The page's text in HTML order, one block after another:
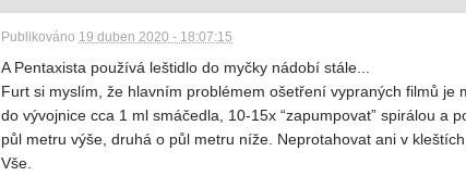
Publikováno 19 duben 2020 - 18:07:15
A Pentaxista používá leštidlo do myčky nádobí stále...
Furt si myslím, že hlavním problémem ošetření vypraných filmů je
do vývojnice cca 1 ml smáčedla, 10-15x “zapumpovat” spirálou
půl metru výše, druhá o půl metru níže. Neprotahovat ani v
Vše.